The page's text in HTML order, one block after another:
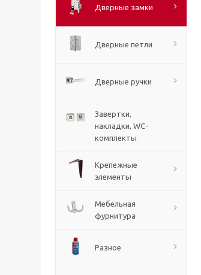
Дверные замки
Дверные петли
Дверные ручки
Завертки,
накладки, WC-
комплекты
Крепежные
элементы
Мебельная
фурнитура
Разное